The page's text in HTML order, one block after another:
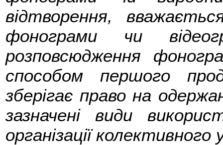
відтворення,
фонограми чи
розповсюдження
способом першого
зберігає право на
зазначені види
організації